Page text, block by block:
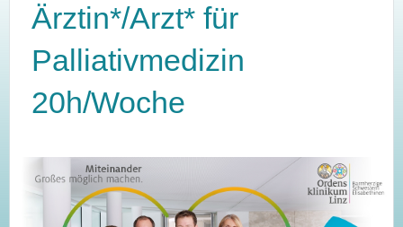
Ärztin*/Arzt* für
Palliativmedizin
20h/Woche